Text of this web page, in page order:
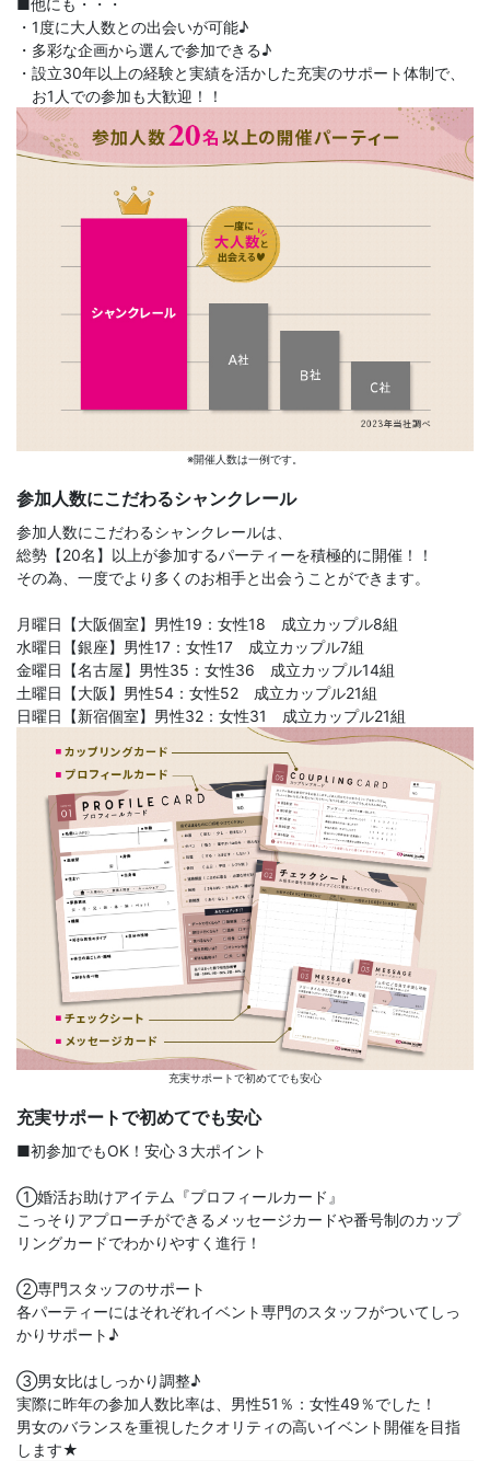
■他にも・・・
・1度に大人数との出会いが可能♪
・多彩な企画から選んで参加できる♪
・設立30年以上の経験と実績を活かした充実のサポート体制で、
お1人での参加も大歓迎！！
※開催人数は一例です。
参加人数にこだわるシャンクレール
参加人数にこだわるシャンクレールは、
総勢【20名】以上が参加するパーティーを積極的に開催！！
その為、一度でより多くのお相手と出会うことができます。
月曜日【大阪個室】男性19：女性18 成立カップル8組
水曜日【銀座】男性17：女性17 成立カップル7組
金曜日【名古屋】男性35：女性36 成立カップル14組
土曜日【大阪】男性54：女性52 成立カップル21組
日曜日【新宿個室】男性32：女性31 成立カップル21組
充実サポートで初めてでも安心
充実サポートで初めてでも安心
■初参加でもOK！安心３大ポイント
①婚活お助けアイテム『プロフィールカード』
こっそりアプローチができるメッセージカードや番号制のカップ
リングカードでわかりやすく進行！
②専門スタッフのサポート
各パーティーにはそれぞれイベント専門のスタッフがついてしっ
かりサポート♪
③男女比はしっかり調整♪
実際に昨年の参加人数比率は、男性51％：女性49％でした！
男女のバランスを重視したクオリティの高いイベント開催を目指
します★